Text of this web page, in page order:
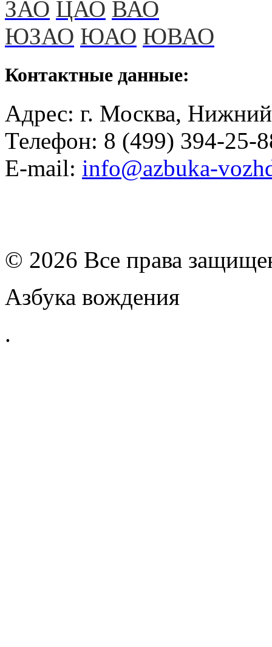
ЗАО ЦАО ВАО
ЮЗАО ЮАО ЮВАО
Контактные данные:
Адрес: г. Москва,
Телефон: 8 (499) 394-25-
E-mail: info@azbuka-
© 2026 Все права
Азбука вождения
.